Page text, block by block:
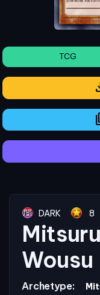
TCG
DARK 8
Wousu
Archetype: